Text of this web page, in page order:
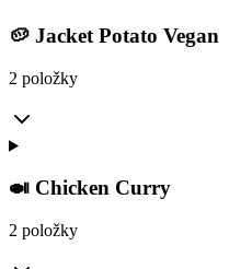
🥔 Jacket Potato Vegan
2 položky
🍛 Chicken Curry
2 položky